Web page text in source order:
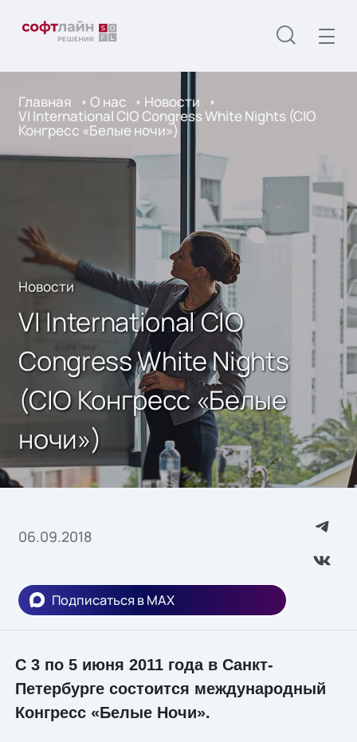
Главная О нас Новости
VI International CIO Congress White Nights (CIO
Конгресс «Белые ночи»)
Новости
VI International CIO
Congress White Nights
(CIO Конгресс «Белые
ночи»)
06.09.2018
Подписаться в MAX
С 3 по 5 июня 2011 года в Санкт-
Петербурге состоится международный
Конгресс «Белые Ночи».